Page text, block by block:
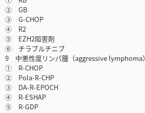
② GB
③ G-CHOP
④ R2
⑤ EZH2阻害剤
⑥ チラブルチニブ
9 中悪性度リンパ腫（aggressive lymphoma）
① R-CHOP
② Pola-R-CHP
③ DA-R-EPOCH
④ R-ESHAP
⑤ R-GDP